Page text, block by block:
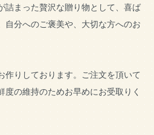
詰まった贅沢な贈り物として、喜ば
自分へのご褒美や、大切な方へのお
作りしております。ご注文を頂いて
の維持のためお早めにお受取りく